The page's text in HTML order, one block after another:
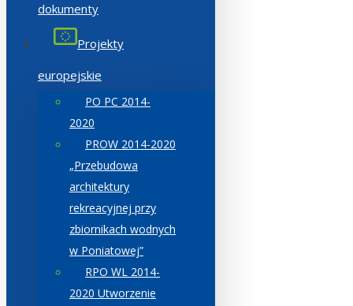
dokumenty
Projekty
europejskie
PO PC 2014-
2020
PROW 2014-2020
„Przebudowa
architektury
rekreacyjnej przy
zbiornikach wodnych
w Poniatowej”
RPO WL 2014-
2020 Utworzenie